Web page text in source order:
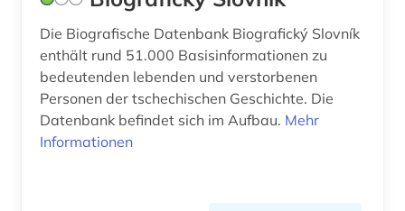
großbritannien (1)
grönland (1)
h.f. grandjean (1)
Saarland (1)
Sachsen (3)
Die Biografische Datenbank Biografický Slovník
enthält rund 51.000 Basisinformationen zu
bedeutenden lebenden und verstorbenen
Personen der tschechischen Geschichte. Die
Datenbank befindet sich im Aufbau. Mehr
Informationen